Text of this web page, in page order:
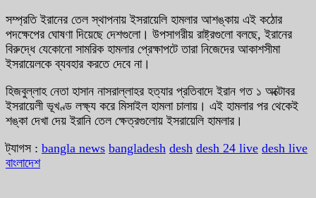
সম্প্রতি ইরানের তেল স্থাপনায় ইসরায়েলি হামলার আশঙ্কায় এই কঠোর
পদক্ষেপের ঘোষণা দিয়েছে দেশগুলো। উপসাগরীয় রাষ্ট্রগুলো বলছে, ইরানের
বিরুদ্ধে যেকোনো সামরিক হামলার প্রেক্ষাপটে তারা নিজেদের আকাশসীমা
ইসরায়েলকে ব্যবহার করতে দেবে না।
হিজবুল্লাহ নেতা হাসান নাসরাল্লাহর হত্যার প্রতিবাদে ইরান গত ১ অক্টোবর
ইসরায়েলী ভূখণ্ড লক্ষ্য করে মিসাইল হামলা চালায়। এই হামলার পর থেকেই
শঙ্কা দেখা দেয় ইরানি তেল ক্ষেত্রগুলোয় ইসরায়েলি হামলার।
ট্যাগস : bangla news bangladesh desh desh 24 live desh live
বাংলাদেশ